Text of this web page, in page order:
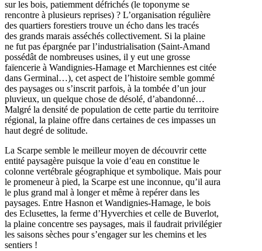
sur les bois, patiemment défrichés (le toponyme se
rencontre à plusieurs reprises) ? L’organisation régulière
des quartiers forestiers trouve un écho dans les tracés
des grands marais asséchés collectivement. Si la plaine
ne fut pas épargnée par l’industrialisation (Saint-Amand
possédât de nombreuses usines, il y eut une grosse
faïencerie à Wandignies-Hamage et Marchiennes est citée
dans Germinal…), cet aspect de l’histoire semble gommé
des paysages ou s’inscrit parfois, à la tombée d’un jour
pluvieux, un quelque chose de désolé, d’abandonné…
Malgré la densité de population de cette partie du territoire
régional, la plaine offre dans certaines de ces impasses un
haut degré de solitude.
La Scarpe semble le meilleur moyen de découvrir cette
entité paysagère puisque la voie d’eau en constitue le
colonne vertébrale géographique et symbolique. Mais pour
le promeneur à pied, la Scarpe est une inconnue, qu’il aura
le plus grand mal à longer et même à repérer dans les
paysages. Entre Hasnon et Wandignies-Hamage, le bois
des Eclusettes, la ferme d’Hyverchies et celle de Buverlot,
la plaine concentre ses paysages, mais il faudrait privilégier
les saisons sèches pour s’engager sur les chemins et les
sentiers !